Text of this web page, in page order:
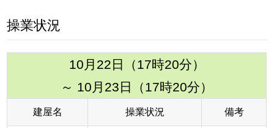
操業状況
10月22日（17時20分）
～ 10月23日（17時20分）
建屋名 操業状況 備考